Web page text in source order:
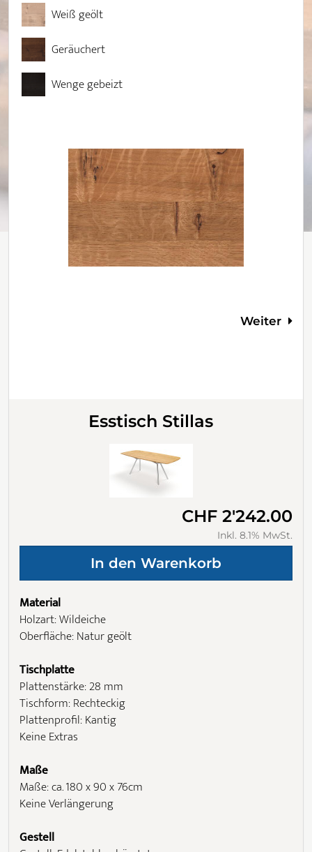
Weiß geölt
Geräuchert
Wenge gebeizt
Weiter
Esstisch Stillas
CHF 2'242.00
Inkl. 8.1% MwSt.
Material
Holzart: Wildeiche
Oberfläche: Natur geölt
Tischplatte
Plattenstärke: 28 mm
Tischform: Rechteckig
Plattenprofil: Kantig
Keine Extras
Maße
Maße: ca. 180 x 90 x 76cm
Keine Verlängerung
Gestell